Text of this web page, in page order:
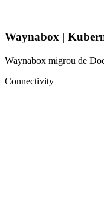
Waynabox |
Waynabox migrou de
Connectivity